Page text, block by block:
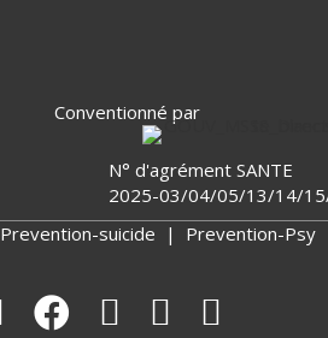
Conventionné par
N° d'agrément SANTE
2025-03/04/05/13/14/
Prevention-suicide | Prevention-Psy